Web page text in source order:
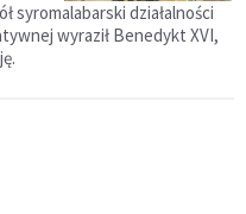
syromalabarski działalności
wyraził Benedykt XVI,